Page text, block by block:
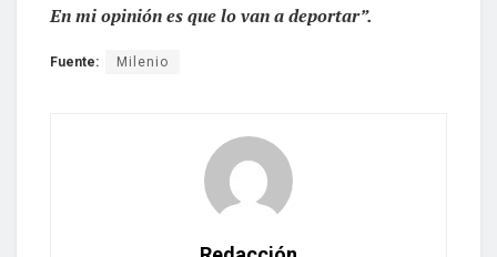
En mi opinión es que lo van a deportar”.
Fuente: Milenio